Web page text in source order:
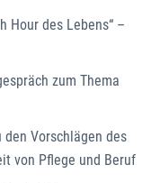
Hour des Lebens“ –
zum Thema
den Vorschlägen des
von Pflege und Beruf